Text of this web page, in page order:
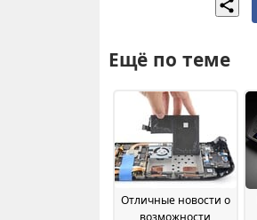
Ещё по теме
Отличные новости о
возможности